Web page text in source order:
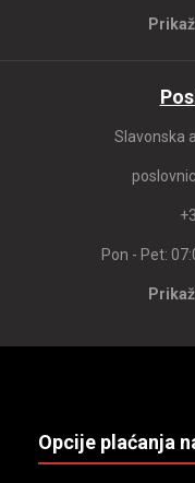
Slavonska
Pon - Pet:
Opcije plaćanja